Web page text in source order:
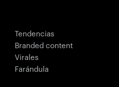
Tendencias
Branded content
Virales
Farándula